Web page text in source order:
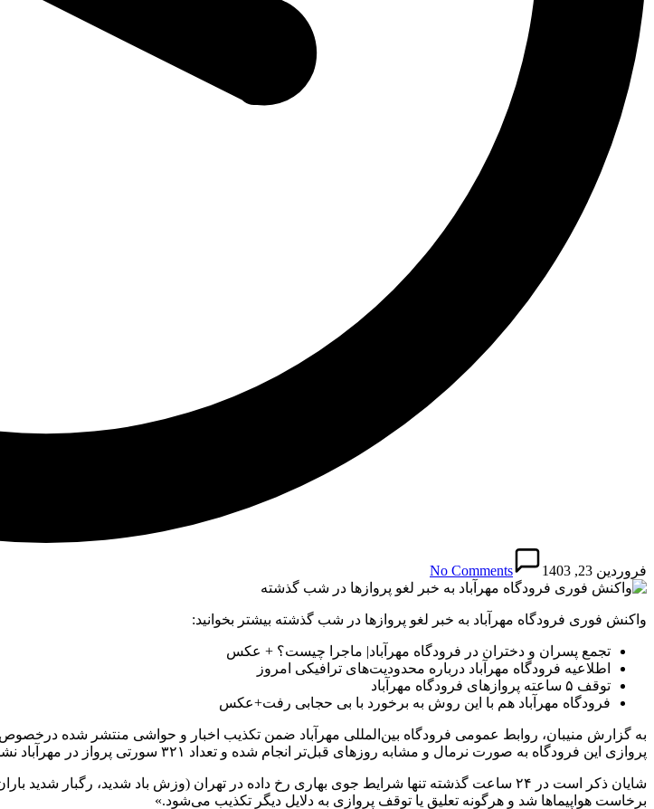
فروردین 23, 1403 No Comments
واکنش فوری فرودگاه مهرآباد به خبر لغو پروازها در شب گذشته بیشتر بخوانید:
تجمع پسران و دختران در فرودگاه مهرآباد| ماجرا چیست؟ + عکس
اطلاعیه فرودگاه مهرآباد درباره محدودیت‌های ترافیکی امروز
توقف ۵ ساعته پروازهای فرودگاه مهرآباد
فرودگاه مهرآباد هم با این روش به برخورد با بی حجابی رفت+عکس
پروازی این فرودگاه به‌ صورت نرمال و مشابه روزهای قبل‌تر انجام شده و تعداد ۳۲۱ سورتی پرواز در مهرآباد نشست و برخاست داشته‌اند و قریب به ۴۰ هزار مسافر از این طریق جابه‌جا شدند.
برخاست هواپیماها شد و هرگونه تعلیق یا توقف پروازی به دلایل دیگر تکذیب می‌شود.»